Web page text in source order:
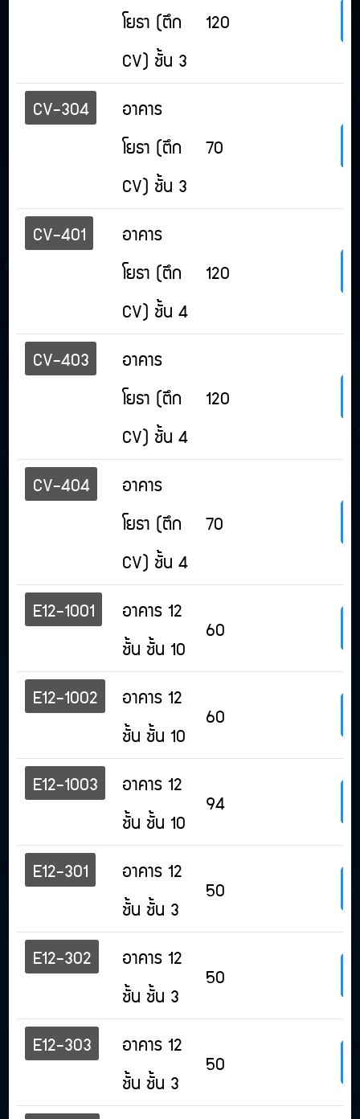
โยธา (ตึก
CV) ชั้น 3
120
CV-304
อาคาร
โยธา (ตึก
CV) ชั้น 3
70
CV-401
อาคาร
โยธา (ตึก
CV) ชั้น 4
120
CV-403
อาคาร
โยธา (ตึก
CV) ชั้น 4
120
CV-404
อาคาร
โยธา (ตึก
CV) ชั้น 4
70
E12-1001
อาคาร 12
ชั้น ชั้น 10
60
E12-1002
อาคาร 12
ชั้น ชั้น 10
60
E12-1003
อาคาร 12
ชั้น ชั้น 10
94
E12-301
อาคาร 12
ชั้น ชั้น 3
50
E12-302
อาคาร 12
ชั้น ชั้น 3
50
E12-303
อาคาร 12
ชั้น ชั้น 3
50